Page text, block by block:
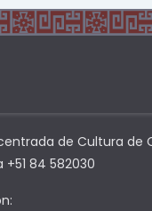
de Cultura de
84 582030